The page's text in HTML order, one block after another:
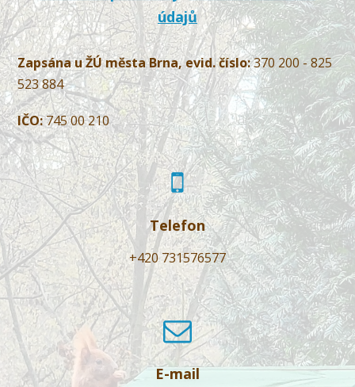
údajů
Zapsána u ŽÚ města Brna, evid. číslo:370 200 - 825
523 884
IČO:745 00 210
Telefon
+420 731576577
E-mail